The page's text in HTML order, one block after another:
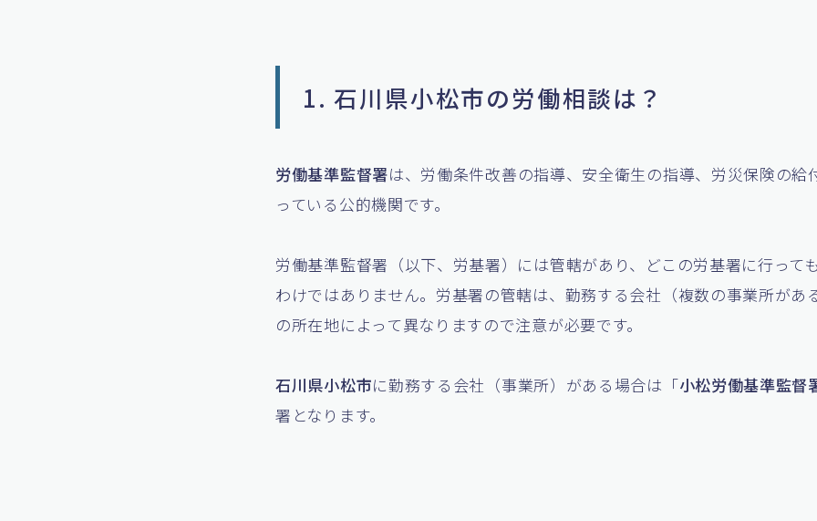
1. 石川県小松市の労働相談は？
労働基準監督署は、労働条件改善の指導、安全衛生の指導、労災保険の給
っている公的機関です。
労働基準監督署（以下、労基署）には管轄があり、どこの労基署に行って
わけではありません。労基署の管轄は、勤務する会社（複数の事業所があ
の所在地によって異なりますので注意が必要です。
石川県小松市に勤務する会社（事業所）がある場合は「小松労働基準監督
署となります。